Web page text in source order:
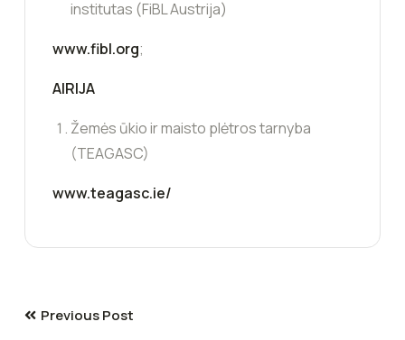
institutas (FiBL Austrija)
www.fibl.org;
AIRIJA
Žemės ūkio ir maisto plėtros tarnyba
(TEAGASC)
www.teagasc.ie/
Previous Post